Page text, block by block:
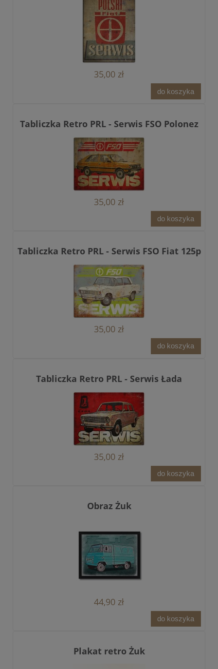
35,00 zł
do koszyka
Tabliczka Retro PRL - Serwis FSO Polonez
35,00 zł
do koszyka
Tabliczka Retro PRL - Serwis FSO Fiat 125p
35,00 zł
do koszyka
Tabliczka Retro PRL - Serwis Łada
35,00 zł
do koszyka
Obraz Żuk
44,90 zł
do koszyka
Plakat retro Żuk